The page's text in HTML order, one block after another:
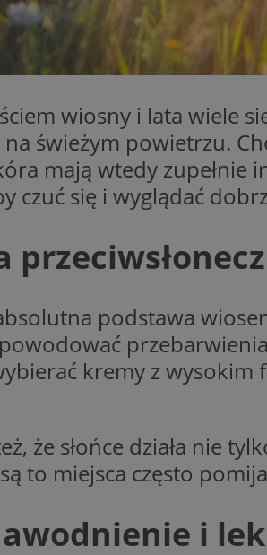
wiosny i lata wiele
świeżym powietrzu.
mają wtedy zupełnie
czuć się i wyglądać
podstawa
kremy z wysokim
że słońce działa nie
są to miejsca często
i
QeSessID
Nazwa
_clsk
YSC
__gads
Nazwa Provider
WMF-
Uniq